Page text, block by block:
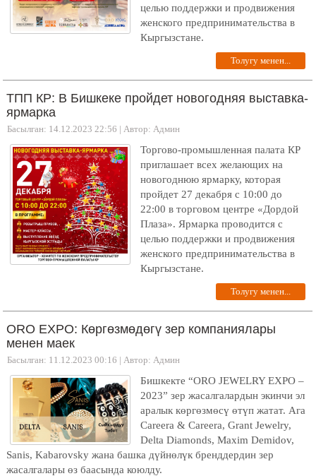
целью поддержки и продвижения
женского предпринимательства в
Кыргызстане.
Толугу менен...
ТПП КР: В Бишкеке пройдет новогодняя выставка-
ярмарка
Басылган: 14.12.2023 22:56 | Автор: Админ
Торгово-промышленная палата КР
приглашает всех желающих на
новогоднюю ярмарку, которая
пройдет 27 декабря с 10:00 до
22:00 в торговом центре «Дордой
Плаза». Ярмарка проводится с
целью поддержки и продвижения
женского предпринимательства в
Кыргызстане.
Толугу менен...
ORO EXPO: Көргөзмөдөгү зер компаниялары
менен маек
Басылган: 11.12.2023 00:16 | Автор: Админ
Бишкекте “ОRO JEWELRY EXPO –
2023” зер жасалгалардын экинчи эл
аралык көргөзмөсү өтүп жатат. Ага
Careera & Careera, Grant Jewelry,
Delta Diamonds, Maxim Demidov,
Sanis, Kabarovsky жана башка дүйнөлүк бренддердин зер
жасалгалары өз баасында коюлду.